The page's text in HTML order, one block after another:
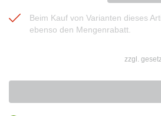
Beim Kauf von Varianten dieses
ebenso den Mengenrabatt.
zzgl.